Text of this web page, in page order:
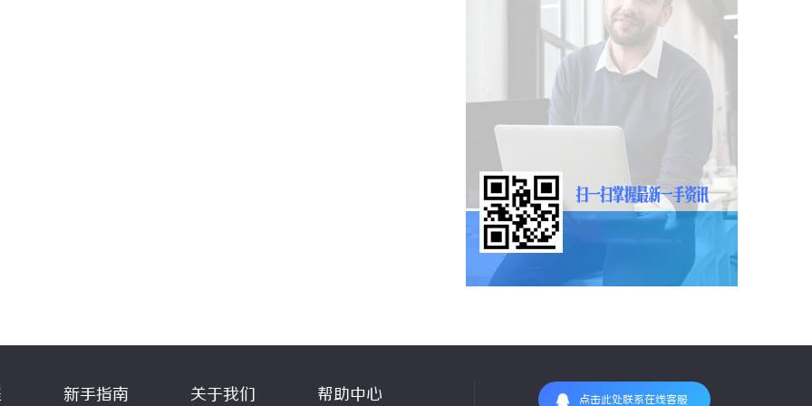
新手指南 关于我们 帮助中心 点击此处联系在线客服